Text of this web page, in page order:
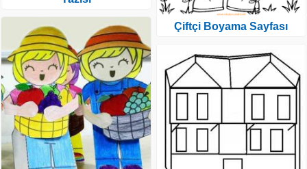
Çiftçi Boyama Sayfası